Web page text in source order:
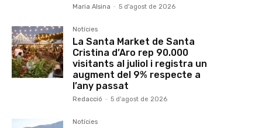
Maria Alsina - 5 d'agost de 2026
Notícies
La Santa Market de Santa
Cristina d’Aro rep 90.000
visitants al juliol i registra un
augment del 9% respecte a
l’any passat
Redacció - 5 d'agost de 2026
Notícies